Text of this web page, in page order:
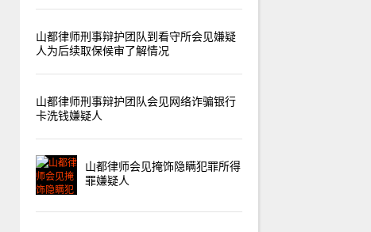
山都律师刑事辩护团队到看守所会见嫌疑
人为后续取保候审了解情况
山都律师刑事辩护团队会见网络诈骗银行
卡洗钱嫌疑人
山都律师会见掩饰隐瞒犯罪所得
罪嫌疑人